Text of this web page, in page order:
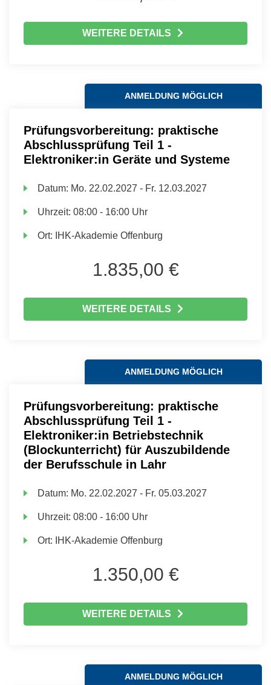
WEITERE DETAILS
ANMELDUNG MÖGLICH
Prüfungsvorbereitung: praktische
Abschlussprüfung Teil 1 -
Elektroniker:in Geräte und Systeme
Datum: Mo. 22.02.2027 - Fr. 12.03.2027
Uhrzeit:08:00 - 16:00 Uhr
Ort: IHK-Akademie Offenburg
1.835,00 €
WEITERE DETAILS
ANMELDUNG MÖGLICH
Prüfungsvorbereitung: praktische
Abschlussprüfung Teil 1 -
Elektroniker:in Betriebstechnik
(Blockunterricht) für Auszubildende
der Berufsschule in Lahr
Datum: Mo. 22.02.2027 - Fr. 05.03.2027
Uhrzeit:08:00 - 16:00 Uhr
Ort: IHK-Akademie Offenburg
1.350,00 €
WEITERE DETAILS
ANMELDUNG MÖGLICH